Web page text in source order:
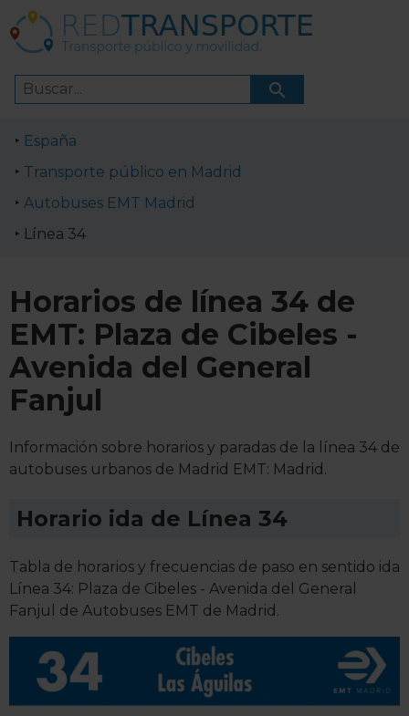
España
Transporte público en Madrid
Autobuses EMT Madrid
Línea 34
Horarios de línea 34 de
EMT: Plaza de Cibeles -
Avenida del General
Fanjul
Información sobre horarios y paradas de la línea 34 de
autobuses urbanos de Madrid EMT: Madrid.
Horario ida de Línea 34
Tabla de horarios y frecuencias de paso en sentido ida
Línea 34: Plaza de Cibeles - Avenida del General
Fanjul de Autobuses EMT de Madrid.